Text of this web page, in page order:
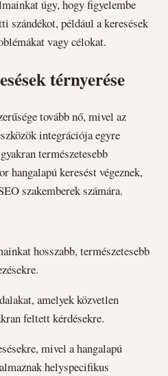
úgy, hogy figyelembe
szándékot, például a keresések
vagy célokat.
térnyerése
tovább nő, mivel az
integrációja egyre
természetesebb
hangalapú keresést végeznek,
szakemberek számára.
hosszabb, természetesebb
amelyek közvetlen
feltett kérdésekre.
mivel a hangalapú
helyspecifikus